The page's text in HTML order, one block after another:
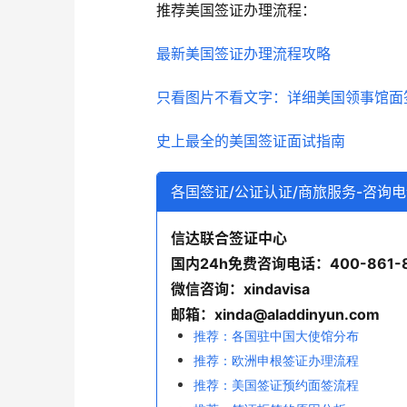
推荐美国签证办理流程：
最新美国签证办理流程攻略
只看图片不看文字：详细美国领事馆面
史上最全的美国签证面试指南
各国签证/公证认证/商旅服务-咨询电
信达联合签证中心
国内24h免费咨询电话：400-
微信咨询：xindavisa
邮箱：xinda@aladdinyun.com
推荐：各国驻中国大使馆分布
推荐：欧洲申根签证办理流程
推荐：美国签证预约面签流程